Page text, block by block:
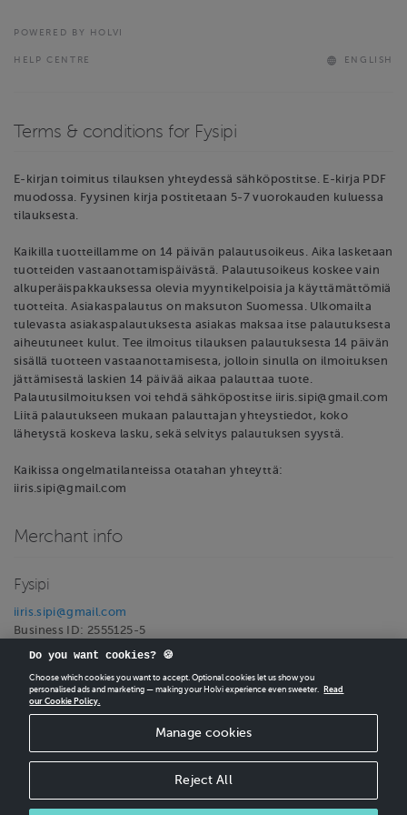
POWERED BY HOLVI
HELP CENTRE ENGLISH
Terms & conditions for Fysipi
E-kirjan toimitus tilauksen yhteydessä sähköpostitse. E-kirja PDF
muodossa. Fyysinen kirja postitetaan 5-7 vuorokauden kuluessa
tilauksesta.
Kaikilla tuotteillamme on 14 päivän palautusoikeus. Aika lasketaan
tuotteiden vastaanottamispäivästä. Palautusoikeus koskee vain
alkuperäispakkauksessa olevia myyntikelpoisia ja käyttämättömiä
tuotteita. Asiakaspalautus on maksuton Suomessa. Ulkomailta
tulevasta asiakaspalautuksesta asiakas maksaa itse palautuksesta
aiheutuneet kulut. Tee ilmoitus tilauksen palautuksesta 14 päivän
sisällä tuotteen vastaanottamisesta, jolloin sinulla on ilmoituksen
jättämisestä laskien 14 päivää aikaa palauttaa tuote.
Palautusilmoituksen voi tehdä sähköpostitse iiris.sipi@gmail.com
Liitä palautukseen mukaan palauttajan yhteystiedot, koko
lähetystä koskeva lasku, sekä selvitys palautuksen syystä.
Kaikissa ongelmatilanteissa otatahan yhteyttä:
iiris.sipi@gmail.com
Merchant info
Fysipi
iiris.sipi@gmail.com
Business ID: 2555125-5
VAT ID: FI25551255
CREATEYOUR OWN HOLVI ONLINE STORE IN MINUTES.
Do you want cookies? 🍪
Choose which cookies you want to accept. Optional cookies let us show you
personalised ads and marketing — making your Holvi experience even sweeter.
Read
our Cookie Policy.
Manage cookies
Reject All